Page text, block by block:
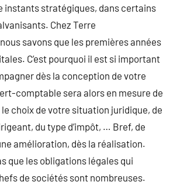
instants stratégiques, dans certains
Chez Terre
savons que les premières années
C’est pourquoi il est si important
dès la conception de votre
comptable sera alors en mesure de
choix de votre situation juridique, de
du type d’impôt, … Bref, de
amélioration, dès la réalisation.
que les obligations légales qui
de sociétés sont nombreuses.